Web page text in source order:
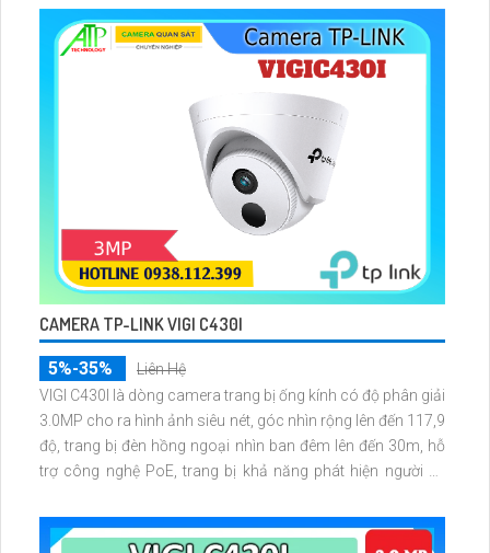
CAMERA TP-LINK VIGI C430I
5%-35%
Liên Hệ
VIGI C430I là dòng camera trang bị ống kính có độ phân giải
3.0MP cho ra hình ảnh siêu nét, góc nhìn rộng lên đến 117,9
độ, trang bị đèn hồng ngoại nhìn ban đêm lên đến 30m, hỗ
trợ công nghệ PoE, trang bị khả năng phát hiện người và